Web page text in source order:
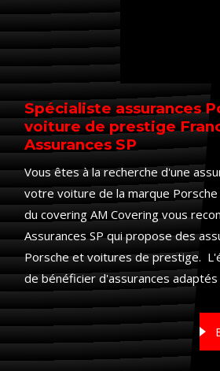
Spécialiste assurances
voiture de prestige
Assurances SP
Vous êtes à la recherche d'une
votre voiture de la marque
du covering AM Covering vous
Assurances SP qui propose des
Porsche et voitures de prestige.
de bénéficier d'assurances adaptés